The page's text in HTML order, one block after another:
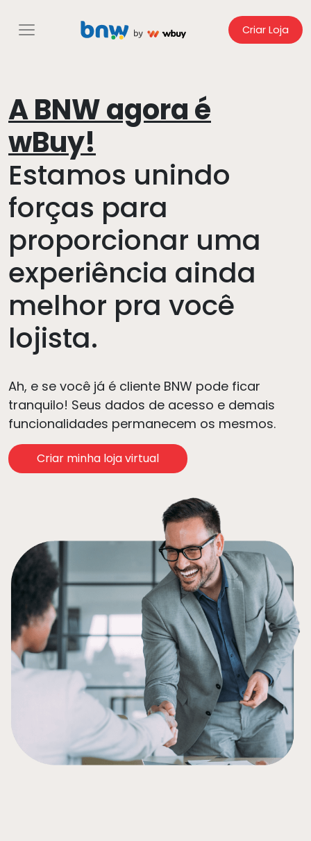
Criar Loja
A BNW agora é
wBuy!
Estamos unindo
forças para
proporcionar uma
experiência ainda
melhor pra você
lojista.
Ah, e se você já é cliente BNW pode ficar
tranquilo! Seus dados de acesso e demais
funcionalidades permanecem os mesmos.
Criar minha loja virtual